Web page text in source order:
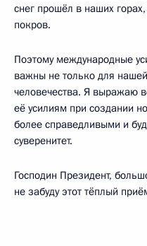
снег прошёл в наших
покров.
Поэтому международные
важны не только для
человечества. Я выражаю
её усилиям при создании
более справедливыми и
суверенитет.
Господин Президент,
не забуду этот тёплый